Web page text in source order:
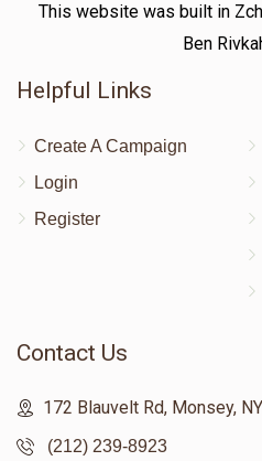
This website was built in
Ben
Helpful Links
Create A Campaign
Login
Register
Contact Us
172 Blauvelt Rd, Monsey, NY
(212) 239-8923